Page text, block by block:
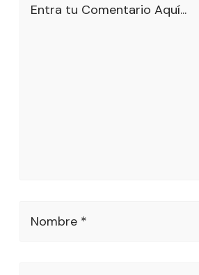
Entra tu Comentario Aquí...
Nombre *